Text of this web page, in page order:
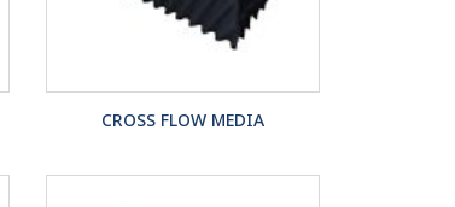
CROSS FLOW MEDIA